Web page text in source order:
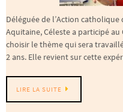
Déléguée de l’Action
Aquitaine, Céleste a participé
choisir le thème qui sera
2 ans. Elle revient sur cette
LIRE LA SUITE